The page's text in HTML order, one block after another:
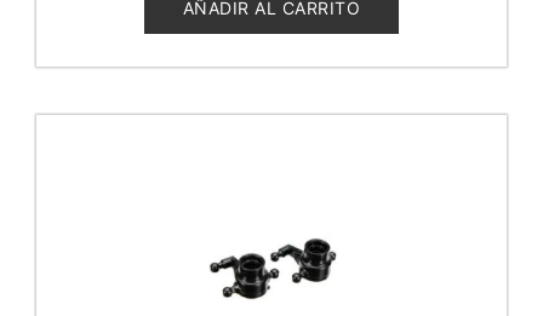
5
AÑADIR AL CARRITO